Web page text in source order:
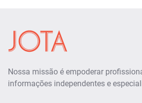
Nossa missão é empoderar
informações independentes e